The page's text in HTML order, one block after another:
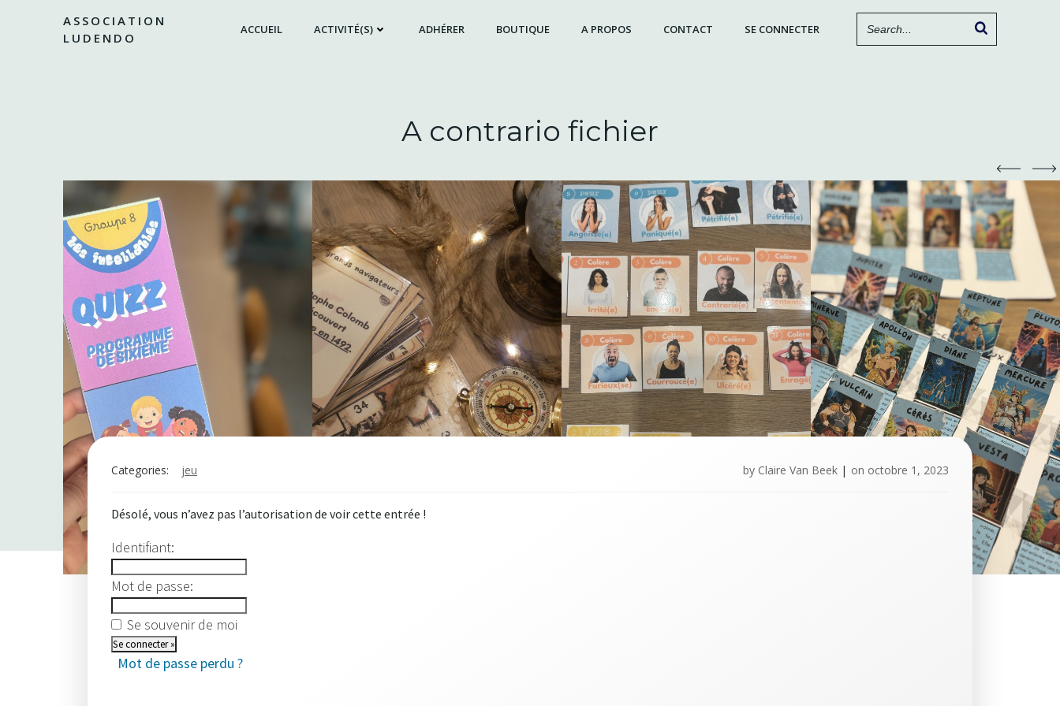
ASSOCIATION
LUDENDO
ACCUEIL ACTIVITÉ(S) ADHÉRER BOUTIQUE A PROPOS CONTACT SE CONNECTER
A contrario fichier
Categories: jeu by Claire Van Beek | on octobre 1, 2023
Désolé, vous n’avez pas l’autorisation de voir cette entrée !
Identifiant:
Mot de passe:
Se souvenir de moi
Mot de passe perdu ?